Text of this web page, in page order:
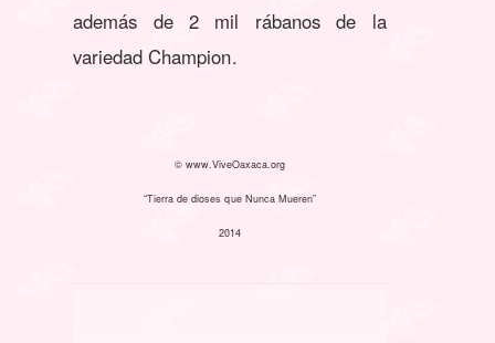
además de 2 mil rábanos de la
variedad Champion.
© www.ViveOaxaca.org
“Tierra de dioses que Nunca Mueren”
2014